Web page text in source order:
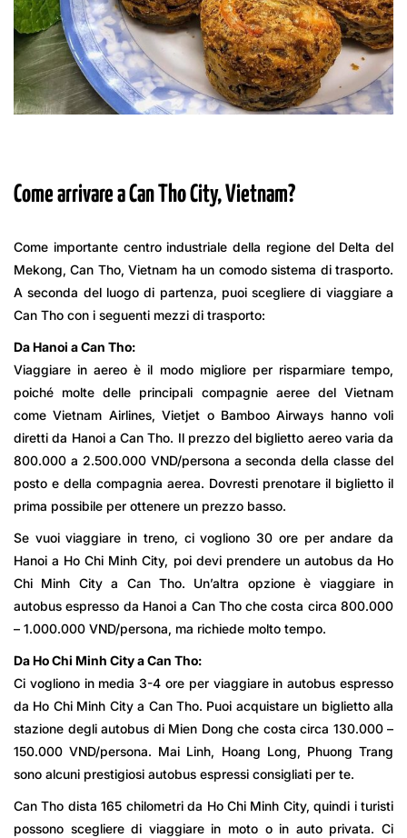
Come arrivare a Can Tho City, Vietnam?
Come importante centro industriale della regione del Delta del
Mekong, Can Tho, Vietnam ha un comodo sistema di trasporto.
A seconda del luogo di partenza, puoi scegliere di viaggiare a
Can Tho con i seguenti mezzi di trasporto:
Da Hanoi a Can Tho:
Viaggiare in aereo è il modo migliore per risparmiare tempo,
poiché molte delle principali compagnie aeree del Vietnam
come Vietnam Airlines, Vietjet o Bamboo Airways hanno voli
diretti da Hanoi a Can Tho. Il prezzo del biglietto aereo varia da
800.000 a 2.500.000 VND/persona a seconda della classe del
posto e della compagnia aerea. Dovresti prenotare il biglietto il
prima possibile per ottenere un prezzo basso.
Se vuoi viaggiare in treno, ci vogliono 30 ore per andare da
Hanoi a Ho Chi Minh City, poi devi prendere un autobus da Ho
Chi Minh City a Can Tho. Un’altra opzione è viaggiare in
autobus espresso da Hanoi a Can Tho che costa circa 800.000
– 1.000.000 VND/persona, ma richiede molto tempo.
Da Ho Chi Minh City a Can Tho:
Ci vogliono in media 3-4 ore per viaggiare in autobus espresso
da Ho Chi Minh City a Can Tho. Puoi acquistare un biglietto alla
stazione degli autobus di Mien Dong che costa circa 130.000 –
150.000 VND/persona. Mai Linh, Hoang Long, Phuong Trang
sono alcuni prestigiosi autobus espressi consigliati per te.
Can Tho dista 165 chilometri da Ho Chi Minh City, quindi i turisti
possono scegliere di viaggiare in moto o in auto privata. Ci